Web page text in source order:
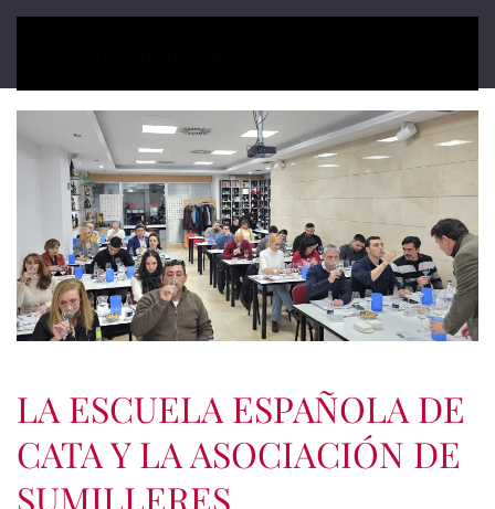
LA ESCUELA ESPAÑOLA DE
CATA Y LA ASOCIACIÓN DE
SUMILLERES